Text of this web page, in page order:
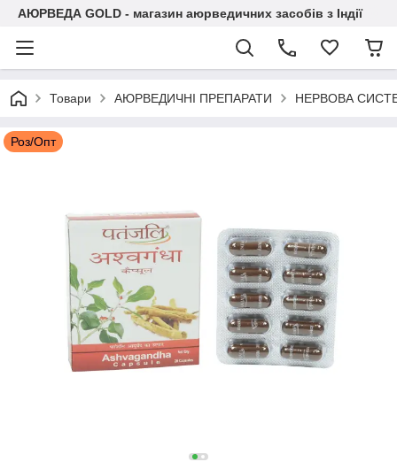
АЮРВЕДА GOLD - магазин аюрведичних засобів з Індії
Товари АЮРВЕДИЧНІ ПРЕПАРАТИ НЕРВОВА
Роз/Опт